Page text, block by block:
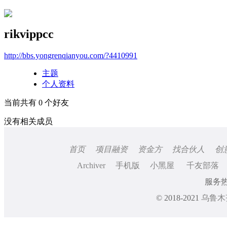
rikvippcc
http://bbs.yongrenqianyou.com/?4410991
主题
个人资料
当前共有 0 个好友
没有相关成员
首页 项目融资 资金方 找合伙人
创
Archiver
手机版 小黑屋
千友部落
服务
© 2018-2021 乌鲁